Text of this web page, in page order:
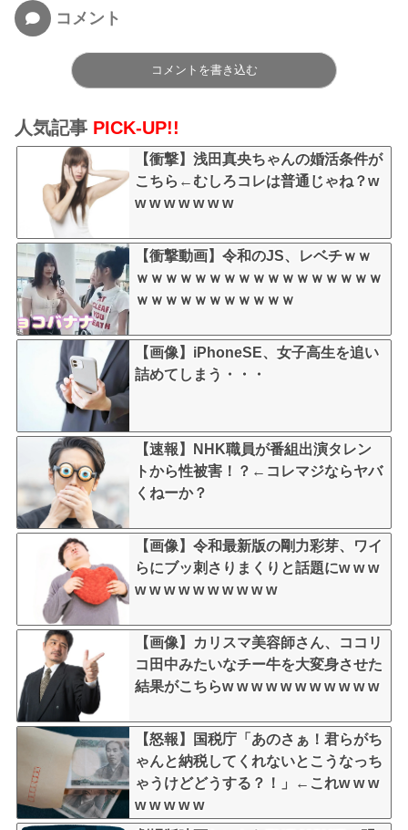
コメント
コメントを書き込む
人気記事 PICK-UP!!
【衝撃】浅田真央ちゃんの婚活条件が
こちら←むしろコレは普通じゃね？w
w w w w w w w
【衝撃動画】令和のJS、レベチｗｗ
ｗｗｗｗｗｗｗｗｗｗｗｗｗｗｗｗｗ
ｗｗｗｗｗｗｗｗｗｗｗ
【画像】iPhoneSE、女子高生を追い
詰めてしまう・・・
【速報】NHK職員が番組出演タレン
トから性被害！？←コレマジならヤバ
くねーか？
【画像】令和最新版の剛力彩芽、ワイ
らにブッ刺さりまくりと話題にw w w
w w w w w w w w w w
【画像】カリスマ美容師さん、ココリ
コ田中みたいなチー牛を大変身させた
結果がこちらw w w w w w w w w w w
【怒報】国税庁「あのさぁ！君らがち
ゃんと納税してくれないとこうなっち
ゃうけどどうする？！」←これw w w
w w w w w